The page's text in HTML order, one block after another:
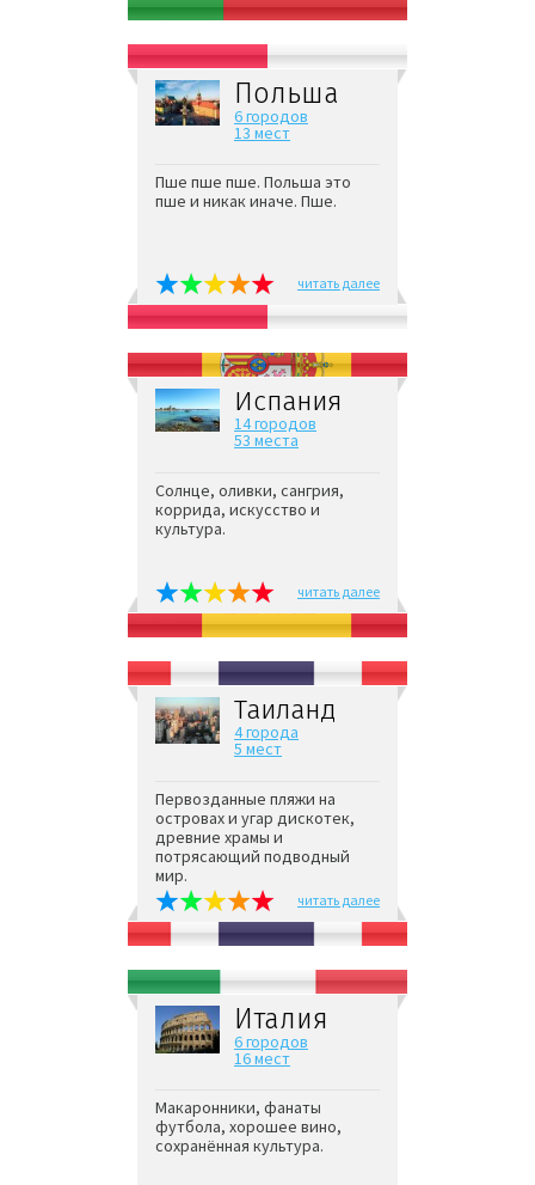
Польша
6 городов
13 мест
Пше пше пше. Польша это
пше и никак иначе. Пше.
читать далее
Испания
14 городов
53 места
Солнце, оливки, сангрия,
коррида, искусство и
культура.
читать далее
Таиланд
4 города
5 мест
Первозданные пляжи на
островах и угар дискотек,
древние храмы и
потрясающий подводный
мир.
читать далее
Италия
6 городов
16 мест
Макаронники, фанаты
футбола, хорошее вино,
сохранённая культура.